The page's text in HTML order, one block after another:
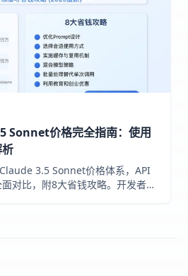
Sonnet价格完全指南：使用
Claude 3.5 Sonnet价格体系，API
对比，附8大省钱攻略。开发者和